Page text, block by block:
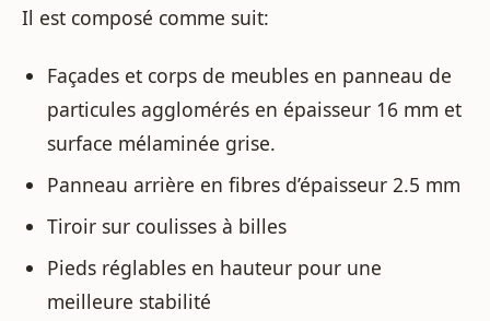
Il est composé comme suit:
Façades et corps de meubles en panneau de
particules agglomérés en épaisseur 16 mm et
surface mélaminée grise.
Panneau arrière en fibres d’épaisseur 2.5 mm
Tiroir sur coulisses à billes
Pieds réglables en hauteur pour une
meilleure stabilité